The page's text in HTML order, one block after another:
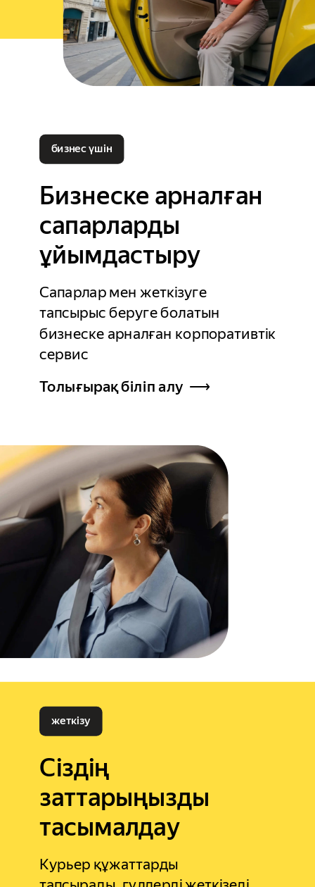
бизнес үшін
Бизнеске арналған
сапарларды
ұйымдастыру
Сапарлар мен жеткізуге
тапсырыс беруге болатын
бизнеске арналған корпоративтік
сервис
Толығырақ біліп алу
жеткізу
Сіздің
заттарыңызды
тасымалдау
Курьер құжаттарды